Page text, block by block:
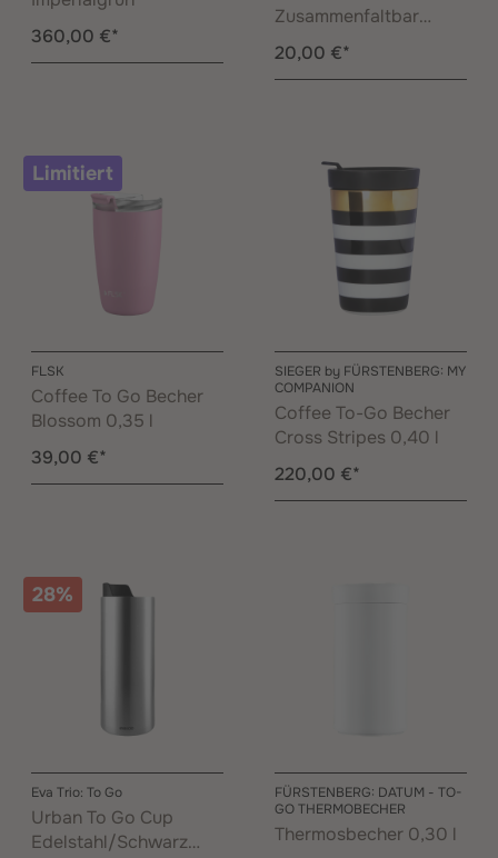
360,00 €*
Zusammenfaltbar
Schwarz 0,35 l
20,00 €*
Limitiert
FLSK
Coffee To Go Becher
Blossom 0,35 l
39,00 €*
SIEGER by FÜRSTENBERG: MY
COMPANION
Coffee To-Go Becher
Cross Stripes 0,40 l
220,00 €*
28%
Eva Trio: To Go
Urban To Go Cup
Edelstahl/Schwarz
FÜRSTENBERG: DATUM - TO-
GO THERMOBECHER
Thermosbecher 0,30 l